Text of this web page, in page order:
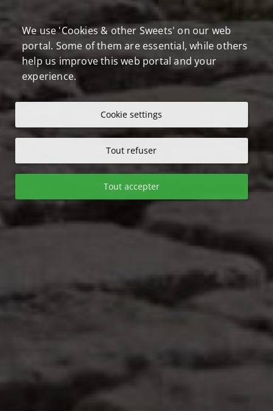
We use 'Cookies & other Sweets' on our web
portal. Some of them are essential, while others
help us improve this web portal and your
experience.
Cookie settings
Tout refuser
Tout accepter